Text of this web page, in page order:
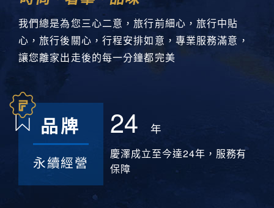
我們總是為您三心二意，旅行前細心，旅行中貼
心，旅行後關心，行程安排如意，專業服務滿意，
讓您離家出走後的每一分鐘都完美
24 年
慶澤成立至今達24年，服務有
保障
品牌
永續經營